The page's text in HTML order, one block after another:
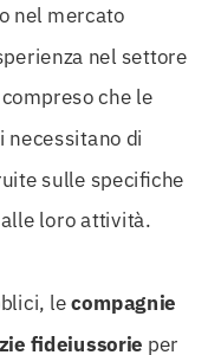
nel mercato
nel settore
che le
necessitano di
sulle specifiche
loro attività.
lecompagnie
fideiussorie per